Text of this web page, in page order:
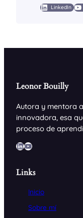
LinkedIn
Leonor Bouilly
Autora y mentora
innovadora, esa
proceso de
LinkedIn YouTube
Links
Inicio
Sobre mí